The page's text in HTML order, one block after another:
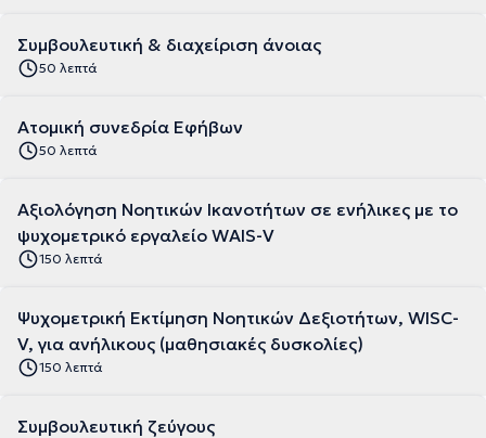
Συμβουλευτική & διαχείριση άνοιας
50 λεπτά
Ατομική συνεδρία Εφήβων
50 λεπτά
Αξιολόγηση Νοητικών Ικανοτήτων σε ενήλικες με το
ψυχομετρικό εργαλείο WAIS-V
150 λεπτά
Ψυχομετρική Εκτίμηση Νοητικών Δεξιοτήτων, WISC-
V, για ανήλικους (μαθησιακές δυσκολίες)
150 λεπτά
Συμβουλευτική ζεύγους